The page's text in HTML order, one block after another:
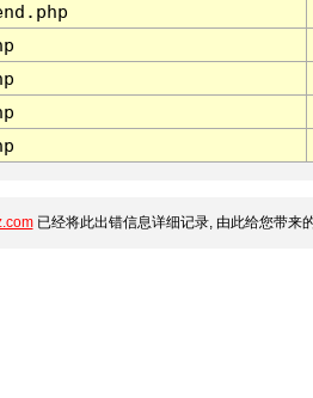
已经将此出错信息详细记录, 由此给您带来